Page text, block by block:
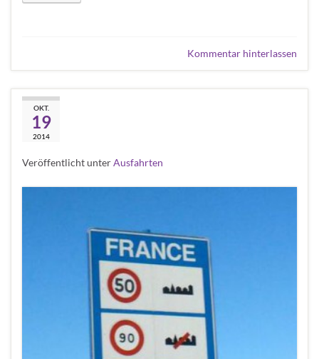
Kommentar hinterlassen
OKT.
19
2014
Veröffentlicht unterAusfahrten